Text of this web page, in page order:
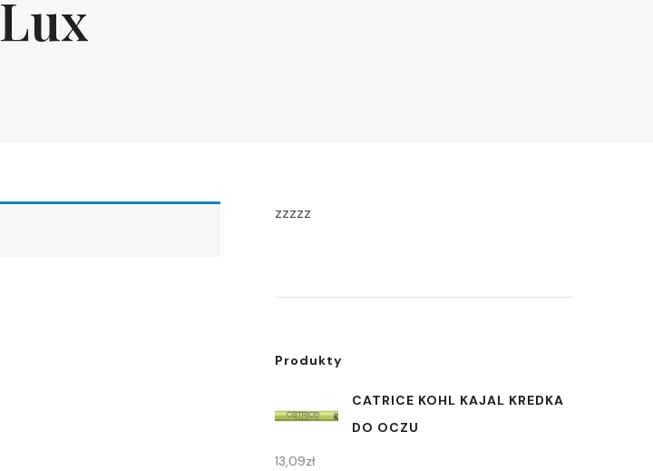
Lux
zzzzz
Produkty
CATRICE KOHL KAJAL KREDKA
DO OCZU
13,09zł